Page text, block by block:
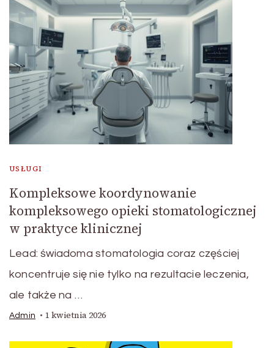
USŁUGI
Kompleksowe koordynowanie
kompleksowego opieki stomatologicznej
w praktyce klinicznej
Lead: świadoma stomatologia coraz częściej
koncentruje się nie tylko na rezultacie leczenia,
ale także na …
Admin 1 kwietnia 2026